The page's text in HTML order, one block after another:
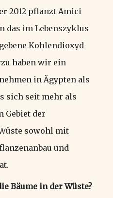
2012 pflanzt Amici
das im Lebenszyklus
Kohlendioxyd
haben wir ein
in Ägypten als
sich seit mehr als
Gebiet der
sowohl mit
und
Bäume in der Wüste?